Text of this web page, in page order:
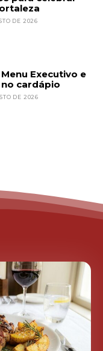
DE 2026
Menu Executivo e
cardápio
DE 2026